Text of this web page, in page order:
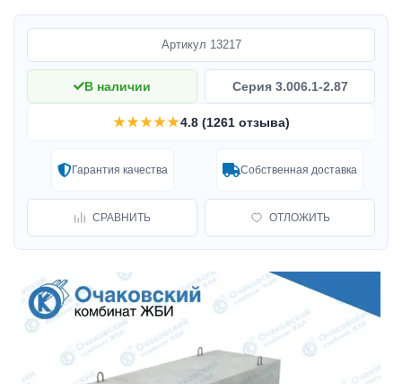
Артикул 13217
В наличии Серия 3.006.1-2.87
★★★★★4.8 (1261 отзыва)
Гарантия качества Собственная доставка
СРАВНИТЬ ОТЛОЖИТЬ